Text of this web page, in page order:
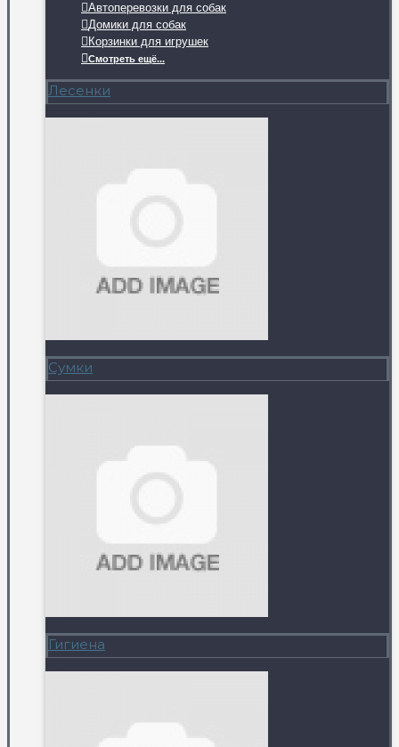
Автоперевозки для собак
Домики для собак
Корзинки для игрушек
Смотреть ещё...
Лесенки
Сумки
Гигиена